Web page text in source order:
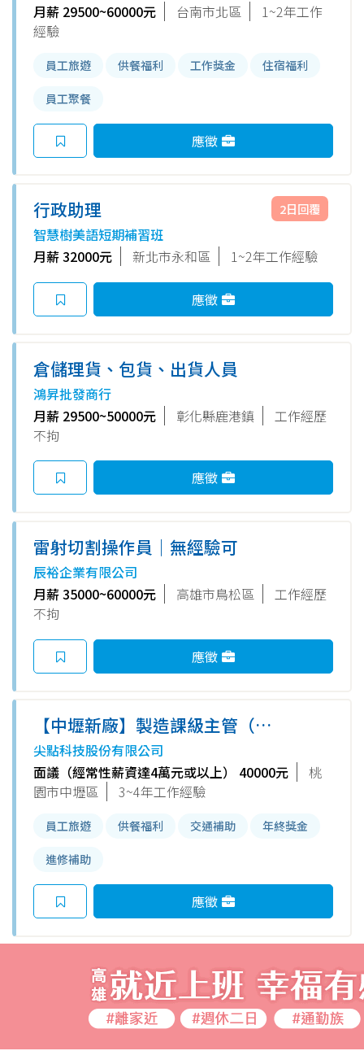
月薪 29500~60000元
台南市北區
1~2年工作
經驗
員工旅遊 供餐福利 工作獎金 住宿福利
員工聚餐
應徵
行政助理
智慧樹美語短期補習班
月薪 32000元
新北市永和區 1~2年工作經驗
2日回覆
應徵
倉儲理貨、包貨、出貨人員
鴻昇批發商行
月薪 29500~50000元
彰化縣鹿港鎮
工作經歷
不拘
應徵
雷射切割操作員｜無經驗可
辰裕企業有限公司
月薪 35000~60000元
高雄市鳥松區
工作經歷
不拘
應徵
【中壢新廠】製造課級主管（新
團隊建置機會）｜固定日班｜上
市公司
尖點科技股份有限公司
面議（經常性薪資達4萬元或以上） 40000元
桃
園市中壢區
3~4年工作經驗
員工旅遊 供餐福利 交通補助 年終獎金
進修補助
應徵